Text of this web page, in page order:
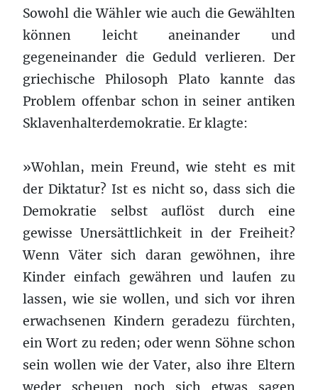
Sowohl die Wähler wie auch die Gewählten
können leicht aneinander und
gegeneinander die Geduld verlieren. Der
griechische Philosoph Plato kannte das
Problem offenbar schon in seiner antiken
Sklavenhalterdemokratie. Er klagte:
»Wohlan, mein Freund, wie steht es mit
der Diktatur? Ist es nicht so, dass sich die
Demokratie selbst auflöst durch eine
gewisse Unersättlichkeit in der Freiheit?
Wenn Väter sich daran gewöhnen, ihre
Kinder einfach gewähren und laufen zu
lassen, wie sie wollen, und sich vor ihren
erwachsenen Kindern geradezu fürchten,
ein Wort zu reden; oder wenn Söhne schon
sein wollen wie der Vater, also ihre Eltern